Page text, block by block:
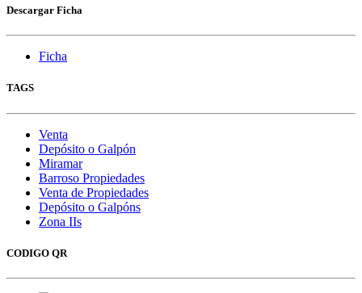
Descargar Ficha
Ficha
TAGS
Venta
Depósito o Galpón
Miramar
Barroso Propiedades
Venta de Propiedades
Depósito o Galpóns
Zona IIs
CODIGO QR